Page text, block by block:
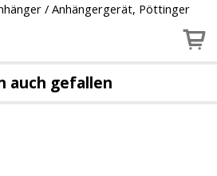
/ Anhängergerät, Pöttinger
auch gefallen